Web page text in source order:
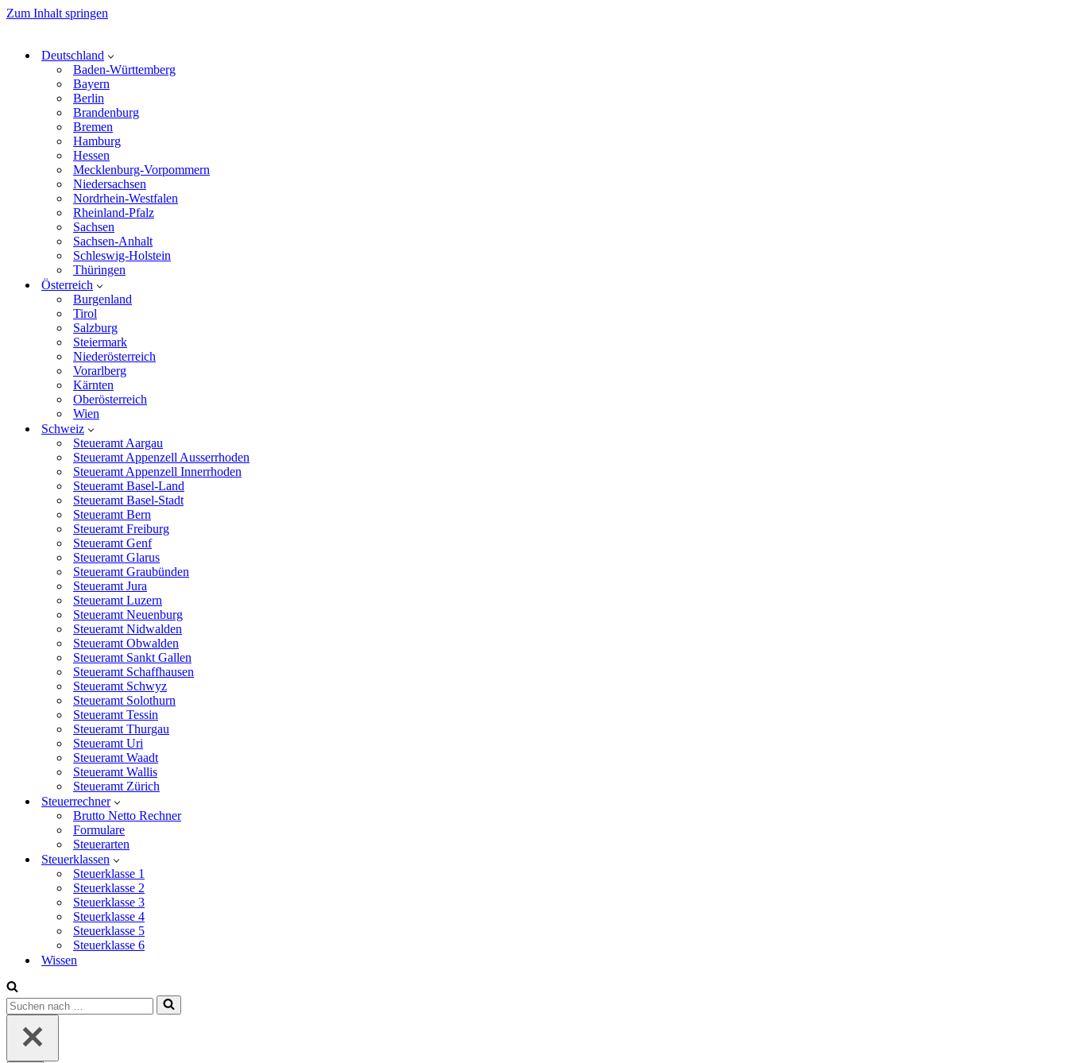
Zum Inhalt springen
Deutschland
Baden-Württemberg
Bayern
Berlin
Brandenburg
Bremen
Hamburg
Hessen
Mecklenburg-Vorpommern
Niedersachsen
Nordrhein-Westfalen
Rheinland-Pfalz
Sachsen
Sachsen-Anhalt
Schleswig-Holstein
Thüringen
Österreich
Burgenland
Tirol
Salzburg
Steiermark
Niederösterreich
Vorarlberg
Kärnten
Oberösterreich
Wien
Schweiz
Steueramt Aargau
Steueramt Appenzell Ausserrhoden
Steueramt Appenzell Innerrhoden
Steueramt Basel-Land
Steueramt Basel-Stadt
Steueramt Bern
Steueramt Freiburg
Steueramt Genf
Steueramt Glarus
Steueramt Graubünden
Steueramt Jura
Steueramt Luzern
Steueramt Neuenburg
Steueramt Nidwalden
Steueramt Obwalden
Steueramt Sankt Gallen
Steueramt Schaffhausen
Steueramt Schwyz
Steueramt Solothurn
Steueramt Tessin
Steueramt Thurgau
Steueramt Uri
Steueramt Waadt
Steueramt Wallis
Steueramt Zürich
Steuerrechner
Brutto Netto Rechner
Formulare
Steuerarten
Steuerklassen
Steuerklasse 1
Steuerklasse 2
Steuerklasse 3
Steuerklasse 4
Steuerklasse 5
Steuerklasse 6
Wissen
Suchen
nach …